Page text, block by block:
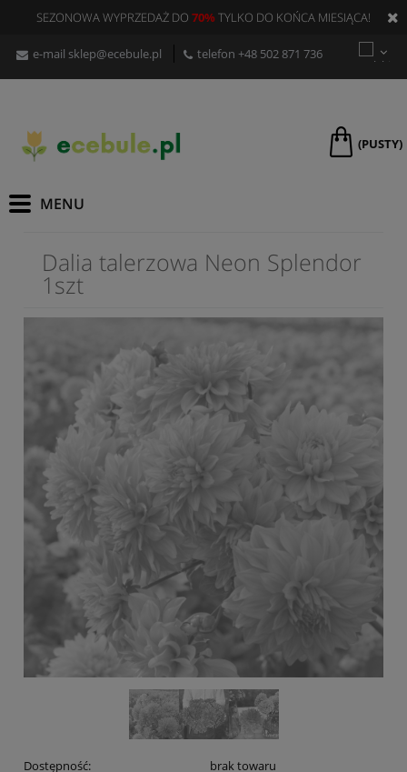
SEZONOWA WYPRZEDAŻ DO 70%TYLKO DO KOŃCA MIESIĄCA!
e-mail sklep@ecebule.pl telefon +48 502 871 736
(PUSTY)
Dalia talerzowa Neon Splendor
1szt
Dostępność: brak towaru